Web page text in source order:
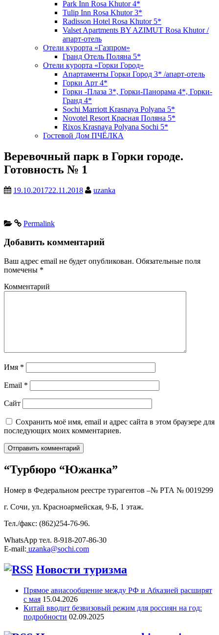
Park Inn Rosa Khutor 4*
Tulip Inn Rosa Khutor 3*
Radisson Hotel Rosa Khutor 5*
Valset Apartments BY AZIMUT Rosa Khutor /
апарт-отель
Отели курорта «Газпром»
Гранд Отель Поляна 5*
Отели курорта «Горки Город»
Апартаменты Горки Город 3* /апарт-отель
Горки Арт 4*
Горки -Плаза 3*, Горки-Панорама 4*, Горки-
Гранд 4*
Sochi Marriott Krasnaya Polyana 5*
Novotel Resort Красная Поляна 5*
Rixos Krasnaya Polyana Sochi 5*
Гостевой Дом ПЧЁЛКА
Веревочный парк в Горки городе.
Готовность № 1
19.10.201722.11.2018 uzanka
Permalink
Добавить комментарий
Ваш адрес email не будет опубликован. Обязательные поля
помечены *
Комментарий
Имя *
Email *
Сайт
Сохранить моё имя, email и адрес сайта в этом браузере для
последующих моих комментариев.
“Турбюро “Южанка”
Номер в Федеральном реестре турагентов –№ РТА № 0019299
г. Сочи, ул. Красноармейская, 9-Б, 1 этаж.
Тел./факс: (862)254-76-96.
WhatsApp тел. 8-918-207-86-30
E-mail: uzanka@sochi.com
Новости туризма
Прямое авиасообщение между РФ и Абхазией расширят
с мая 15.04.2026
Китай вводит безвизовый режим для россиян на год:
подробности 02.09.2025